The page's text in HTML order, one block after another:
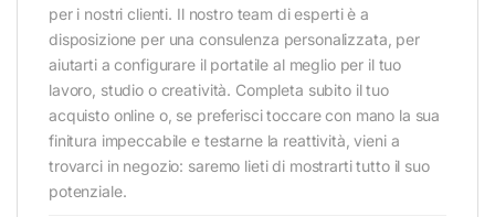
per i nostri clienti. Il nostro team di esperti è a
disposizione per una consulenza personalizzata, per
aiutarti a configurare il portatile al meglio per il tuo
lavoro, studio o creatività. Completa subito il tuo
acquisto online o, se preferisci toccare con mano la sua
finitura impeccabile e testarne la reattività, vieni a
trovarci in negozio: saremo lieti di mostrarti tutto il suo
potenziale.